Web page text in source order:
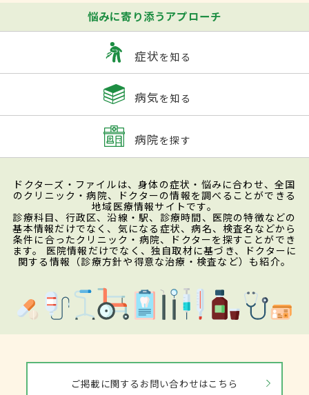
悩みに寄り添うアプローチ
症状を知る
病気を知る
病院を探す
ドクターズ・ファイルは、身体の症状・悩みに合わせ、全国
のクリニック・病院、ドクターの情報を調べることができる
地域医療情報サイトです。
診療科目、行政区、沿線・駅、診療時間、医院の特徴などの
基本情報だけでなく、気になる症状、病名、検査名などから
条件に合ったクリニック・病院、ドクターを探すことができ
ます。 医院情報だけでなく、独自取材に基づき、ドクターに
関する情報（診療方針や得意な治療・検査など）も紹介。
ご掲載に関するお問い合わせはこちら